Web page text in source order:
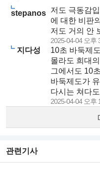
stepanos 저도 극동감
에 대한 비판
저도 거의 안
2025-04-04 오후
지다성
10초 바둑제
몰라도 희대
그에서도 10초
바둑제도가
다시는 쳐다
2025-04-04 오후
관련기사